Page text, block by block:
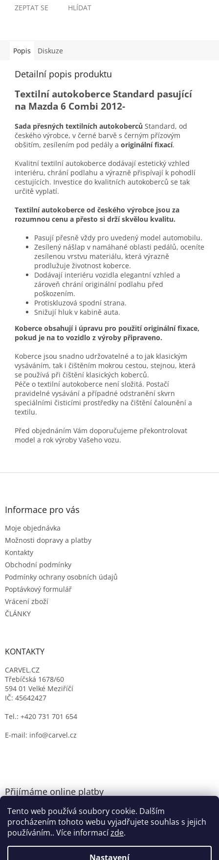
Tento web používá soubory cookie. Dalším
procházením tohoto webu vyjadřujete souhlas s jejich
používáním.. Více informacízde.
Nastavení
ZEPTAT SE HLÍDAT
Popis Diskuze
Detailní popis produktu
Textilní autokoberce Standard pasující
na Mazda 6 Combi 2012-
Sada přesných textilních autokoberců Standard, od
českého výrobce, v černé barvě s černým přízovým
obšitím, zesílením pod pedály a originální fixací.
Kvalitní textilní autokoberce dodávají estetický vzhled
interiéru, chrání podlahu a výrazně přispívají k pohodlí
cestujících. Investice do kvalitních autokoberců se tak
určitě vyplatí.
Textilní autokoberce od českého výrobce jsou za
rozumnou cenu a přesto si drží skvělou kvalitu.
Pasují přesně vždy pro uvedený model automobilu.
Zesílený nášlap v namáhané oblasti pedálů, oceníte
zesílenou vrstvu materiálu, která výrazně
prodlužuje životnost koberce.
Dodávají interiéru vozidla elegantní vzhled a
zároveň chrání originální podlahu před
poškozením.
Protiskluzová spodní strana.
Snižují hluk v kabině auta.
Koberce obsahují i úpravu pro použití originální fixace,
pokud je na to vozidlo z výroby připraveno.
Koberce jsou snadno udržovatelné a to jak klasickým
vysáváním, tak i čištěním mokrou cestou, stejnou, která
se používá při čištění klasických koberců.
Péče o textilní autokoberce není složitá. Postačí
pravidelné vysávání a případné odstranění skvrn
speciálními čisticími prostředky na čištění čalounění a
textilu.
Před objednáním Vám doporučujeme překontrolovat
model a rok výroby Vašeho vozu.
Z
Informace pro vás
Moje objednávka
Možnosti dopravy a platby
Kontakty
Obchodní podmínky
Podmínky ochrany osobních údajů
Poptávkový formulář
Vrácení zboží
ČLÁNKY
KONTAKTY
CARVEL.CZ
Třebíčská 1678/60
594 01 Velké Meziříčí
IČ: 45642427
Tel.: +420 731 701 654
E-mail: info@carvel.cz
Přijímáme online platby